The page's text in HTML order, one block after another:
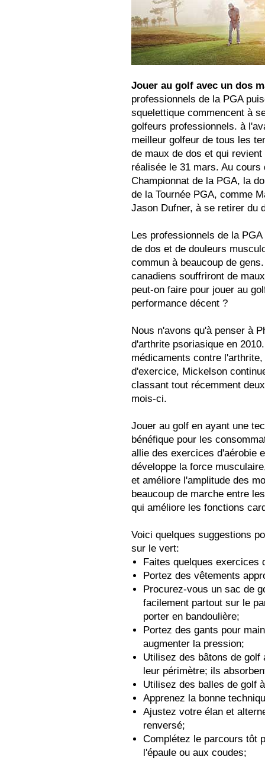
Jouer au golf avec un dos
professionnels de la PGA
squelettique commencent à
golfeurs professionnels. à
meilleur golfeur de tous les
de maux de dos et qui
réalisée le 31 mars. Au cours
Championnat de la PGA, la
de la Tournée PGA, comme
Jason Dufner, à se retirer du
Les professionnels de la
de dos et de douleurs
commun à beaucoup de
canadiens souffriront de
peut-on faire pour jouer au
performance décent ?
Nous n'avons qu'à penser à
d'arthrite psoriasique en
médicaments contre
d'exercice, Mickelson
classant tout récemment
mois-ci.
Jouer au golf en ayant une
bénéfique pour les
allie des exercices d'aérobie
développe la force
et améliore l'amplitude des
beaucoup de marche entre
qui améliore les fonctions
Voici quelques suggestions
sur le vert:
Faites quelques exercices
Portez des vêtements
Procurez-vous un sac de
facilement partout sur le
porter en bandoulière;
Portez des gants pour
augmenter la pression;
Utilisez des bâtons de
leur périmètre; ils
Utilisez des balles de golf
Apprenez la bonne
Ajustez votre élan et
renversé;
Complétez le parcours tôt
l'épaule ou aux coudes;